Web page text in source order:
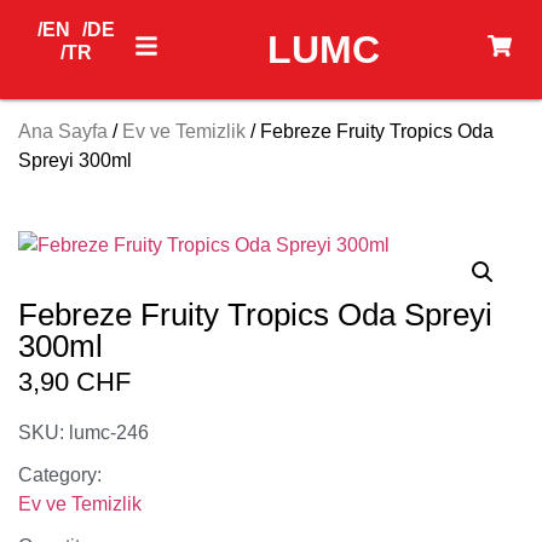
LUMC
/EN
/DE
/TR
Ana Sayfa / Ev ve Temizlik / Febreze Fruity Tropics Oda
Spreyi 300ml
Febreze Fruity Tropics Oda Spreyi
300ml
3,90 CHF
SKU: lumc-246
Category:
Ev ve Temizlik